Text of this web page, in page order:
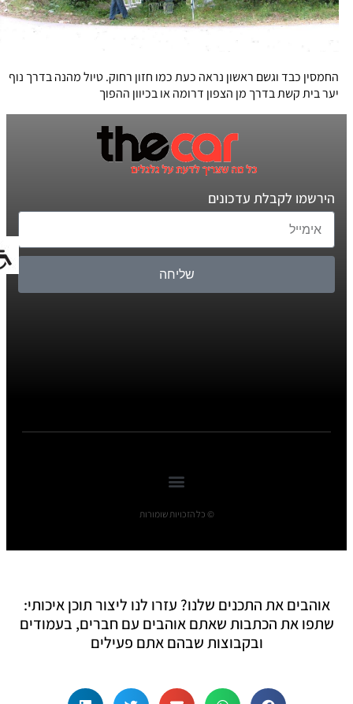
החמסין כבד וגשם ראשון נראה כעת כמו חזון רחוק. טיול מהנה בדרך נוף
יער בית קשת בדרך מן הצפון דרומה או בכיוון ההפוך
הירשמו לקבלת עדכונים
שליחה
© כל הזכויות שומורות
אוהבים את התכנים שלנו? עזרו לנו ליצור תוכן איכותי:
שתפו את הכתבות שאתם אוהבים עם חברים, בעמודים
ובקבוצות שבהם אתם פעילים